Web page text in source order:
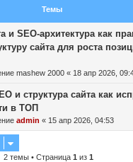
Темы
и SEO-архитектура как
сайта для роста
mashew 2000 « 18 апр 2026,
и структура сайта как
в ТОП
admin « 15 апр 2026, 04:53
2 темы • Страница 1 из 1